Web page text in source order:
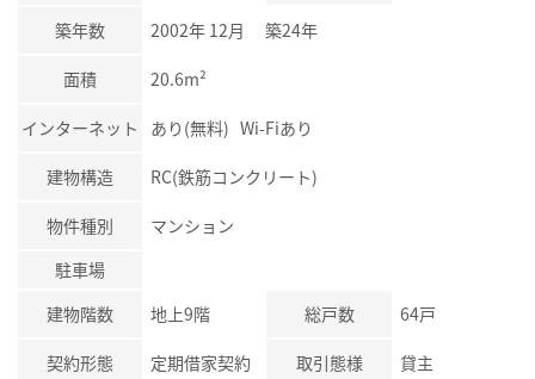
築年数 2002年 12月 築24年
面積 20.6m²
インターネット あり(無料) Wi-Fiあり
建物構造 RC(鉄筋コンクリート)
物件種別
マンション
駐車場
建物階数
地上9階 総戸数 64戸
契約形態 定期借家契約 取引態様 貸主